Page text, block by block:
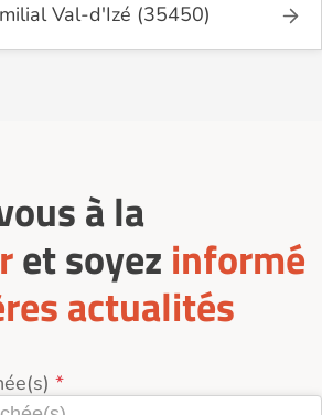
Val-d'Izé (35450)
à la
et soyez informé
actualités